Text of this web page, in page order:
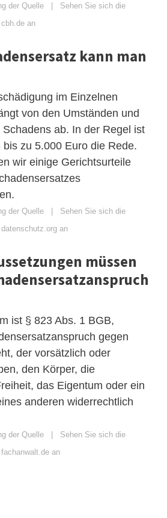
der Quelle | Sehen Sie sich die
an
kann man
im Einzelnen
von den Umständen und
ab. In der Regel ist
zu 5.000 Euro die Rede.
wir einige Gerichtsurteile
der Quelle | Sehen Sie sich die
an
müssen
ist § 823 Abs. 1 BGB,
gegen
der vorsätzlich oder
den Körper, die
das Eigentum oder ein
anderen widerrechtlich
der Quelle | Sehen Sie sich die
an